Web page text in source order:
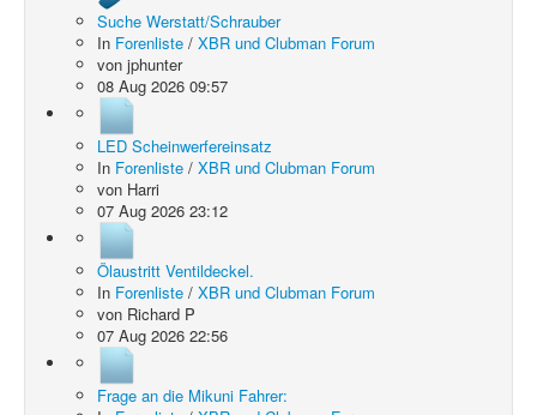
Suche Werstatt/Schrauber
In Forenliste / XBR und Clubman Forum
von jphunter
08 Aug 2026 09:57
LED Scheinwerfereinsatz
In Forenliste / XBR und Clubman Forum
von Harri
07 Aug 2026 23:12
Ölaustritt Ventildeckel.
In Forenliste / XBR und Clubman Forum
von Richard P
07 Aug 2026 22:56
Frage an die Mikuni Fahrer: